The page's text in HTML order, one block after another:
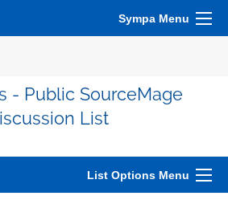
Sympa Menu
- Public SourceMage
List
List Options Menu